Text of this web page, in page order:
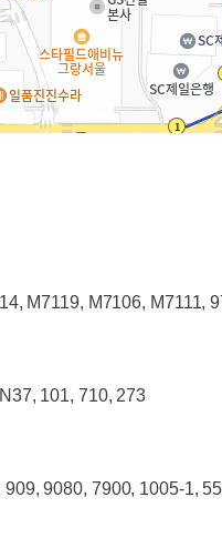
M7119, M7106, M7111,
101, 710, 273
9080, 7900, 1005-1,